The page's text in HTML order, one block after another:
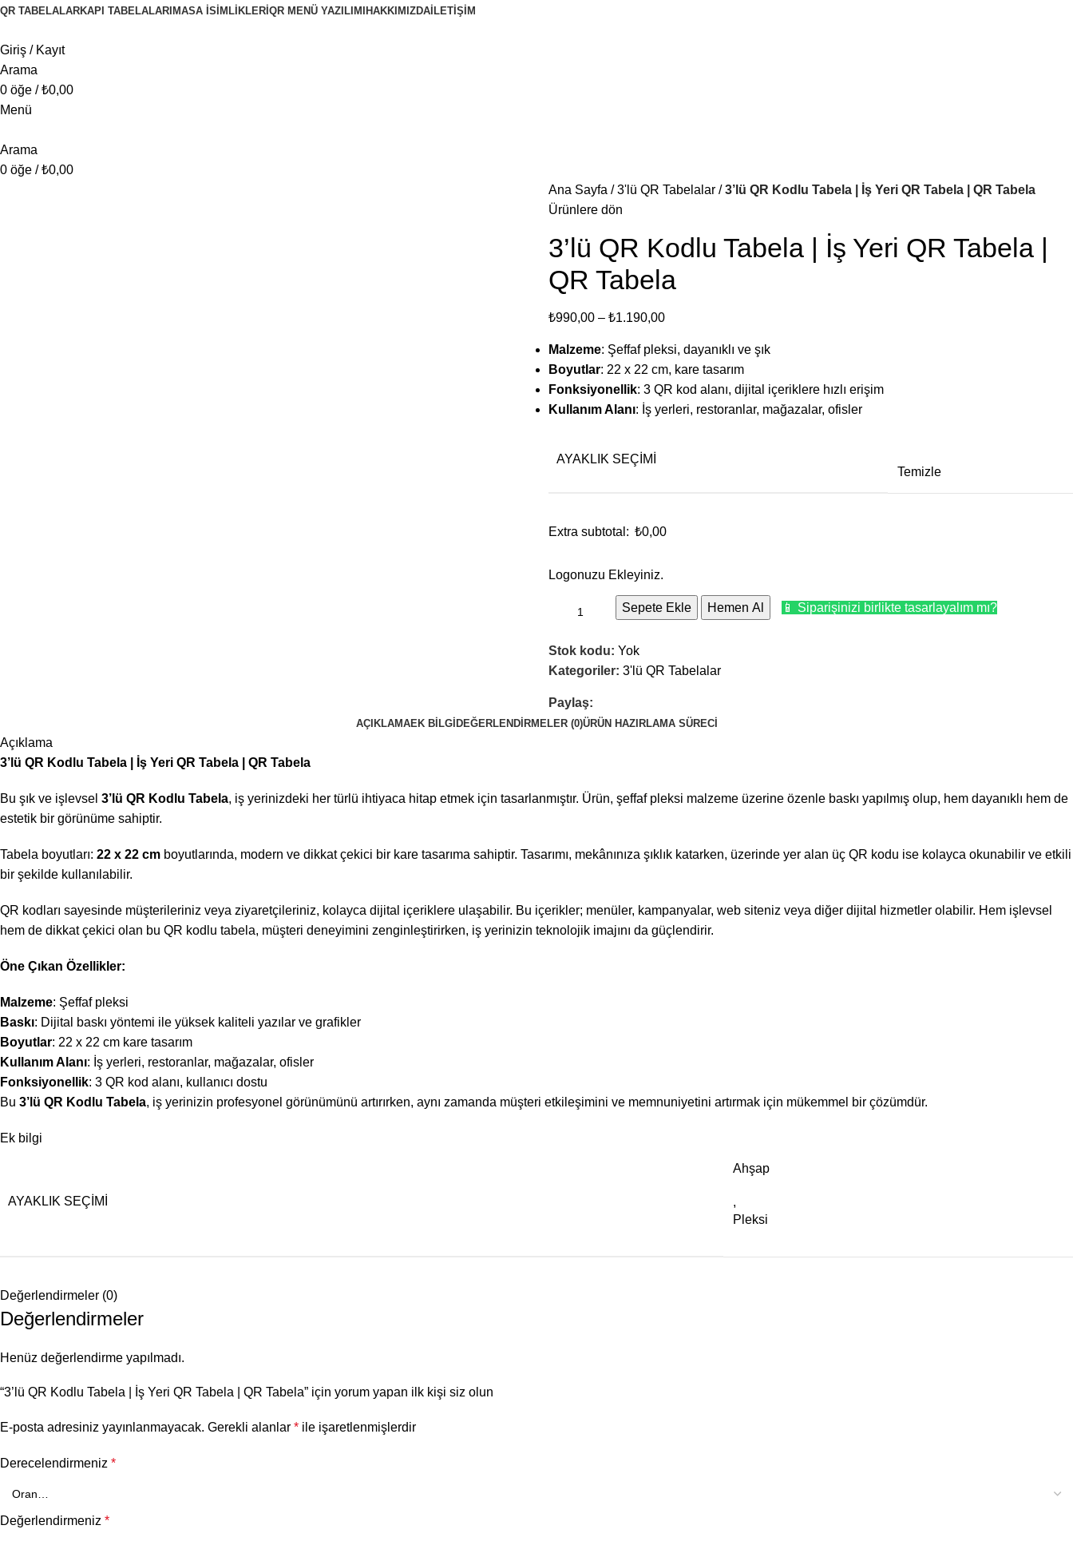
QR TABELALARKAPI TABELALARI MASA İSIMLIKLERI QR MENÜ YAZILIMI HAKKIMIZDA İLETIŞIM
Giriş / Kayıt
Arama
0 öğe / ₺0,00
Menü
Arama
0 öğe / ₺0,00
Ana Sayfa
3'lü QR Tabelalar
3’lü QR Kodlu Tabela | İş Yeri QR Tabela | QR Tabela
Ürünlere dön
3’lü QR Kodlu Tabela | İş Yeri QR Tabela |
QR Tabela
₺990,00 – ₺1.190,00
Malzeme: Şeffaf pleksi, dayanıklı ve şık
Boyutlar: 22 x 22 cm, kare tasarım
Fonksiyonellik: 3 QR kod alanı, dijital içeriklere hızlı erişim
Kullanım Alanı: İş yerleri, restoranlar, mağazalar, ofisler
AYAKLIK SEÇIMI
Temizle
Extra subtotal: ₺0,00
Logonuzu Ekleyiniz.
Sepete Ekle Hemen Al 📱 Siparişinizi birlikte tasarlayalım mı?
Stok kodu: Yok
Kategoriler: 3'lü QR Tabelalar
Paylaş:
AÇIKLAMAEK BILGIDEĞERLENDIRMELER (0)ÜRÜN HAZIRLAMA SÜRECI
Açıklama
3’lü QR Kodlu Tabela | İş Yeri QR Tabela | QR Tabela
Bu şık ve işlevsel 3’lü QR Kodlu Tabela, iş yerinizdeki her türlü ihtiyaca hitap etmek için tasarlanmıştır. Ürün, şeffaf pleksi malzeme üzerine özenle baskı yapılmış olup, hem dayanıklı hem de
estetik bir görünüme sahiptir.
Tabela boyutları: 22 x 22 cm boyutlarında, modern ve dikkat çekici bir kare tasarıma sahiptir. Tasarımı, mekânınıza şıklık katarken, üzerinde yer alan üç QR kodu ise kolayca okunabilir ve etkili
bir şekilde kullanılabilir.
QR kodları sayesinde müşterileriniz veya ziyaretçileriniz, kolayca dijital içeriklere ulaşabilir. Bu içerikler; menüler, kampanyalar, web siteniz veya diğer dijital hizmetler olabilir. Hem işlevsel
hem de dikkat çekici olan bu QR kodlu tabela, müşteri deneyimini zenginleştirirken, iş yerinizin teknolojik imajını da güçlendirir.
Öne Çıkan Özellikler:
Malzeme: Şeffaf pleksi
Baskı: Dijital baskı yöntemi ile yüksek kaliteli yazılar ve grafikler
Boyutlar: 22 x 22 cm kare tasarım
Kullanım Alanı: İş yerleri, restoranlar, mağazalar, ofisler
Fonksiyonellik: 3 QR kod alanı, kullanıcı dostu
Bu 3’lü QR Kodlu Tabela, iş yerinizin profesyonel görünümünü artırırken, aynı zamanda müşteri etkileşimini ve memnuniyetini artırmak için mükemmel bir çözümdür.
Ek bilgi
AYAKLIK SEÇIMI
Ahşap
,
Pleksi
Değerlendirmeler (0)
Değerlendirmeler
Henüz değerlendirme yapılmadı.
“3’lü QR Kodlu Tabela | İş Yeri QR Tabela | QR Tabela” için yorum yapan ilk kişi siz olun
E-posta adresiniz yayınlanmayacak. Gerekli alanlar * ile işaretlenmişlerdir
Derecelendirmeniz *
Değerlendirmeniz *